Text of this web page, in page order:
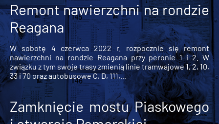
Remont nawierzchni na rondzie
Reagana
W sobotę 4 czerwca 2022 r. rozpocznie się remont
nawierzchni na rondzie Reagana przy peronie 1 i 2. W
związku z tym swoje trasy zmienią linie tramwajowe 1, 2, 10,
33 i 70 oraz autobusowe C, D, 111,...
Zamknięcie mostu Piaskowego